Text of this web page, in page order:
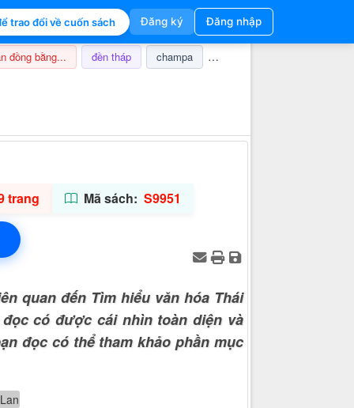
trao đổi về cuốn sách Đăng ký Đăng nhập
đồng bằng... đền tháp champa nghi lễ
trang Mã sách: S9951
quan đến Tìm hiểu văn hóa Thái
có được cái nhìn toàn diện và
đọc có thể tham khảo phần mục